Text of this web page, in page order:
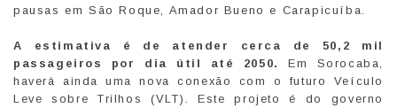
pausas em São Roque, Amador Bueno e Carapicuíba.
A estimativa é de atender cerca de 50,2 mil
passageiros por dia útil até 2050.
Em Sorocaba,
haverá ainda uma nova conexão com o futuro Veículo
Leve sobre Trilhos (VLT). Este projeto é do governo